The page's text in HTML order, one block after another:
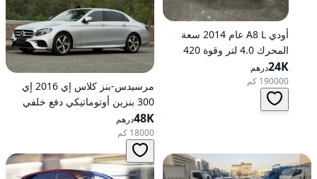
أودي A8 L عام 2014 سعة
المحرك 4.0 لتر وقوة 420
حصانًا، تعمل بالبنزين، ناقل
حركة أوتوماتيكي، دفع كلي
للعجلات
24Kدرهم
190000 كم
مرسيدس-بنز كلاس إي 2016 إي
300 بنزين أوتوماتيكي دفع خلفي
48Kدرهم
18000 كم